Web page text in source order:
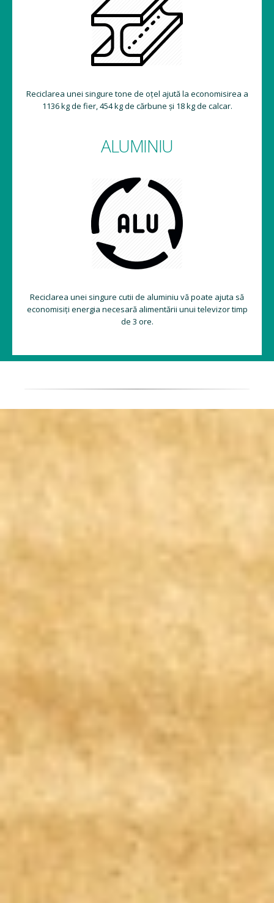
Reciclarea unei singure tone de oțel ajută la economisirea a
1136 kg de fier, 454 kg de cărbune și 18 kg de calcar.
ALUMINIU
Reciclarea unei singure cutii de aluminiu vă poate ajuta să
economisiți energia necesară alimentării unui televizor timp
de 3 ore.